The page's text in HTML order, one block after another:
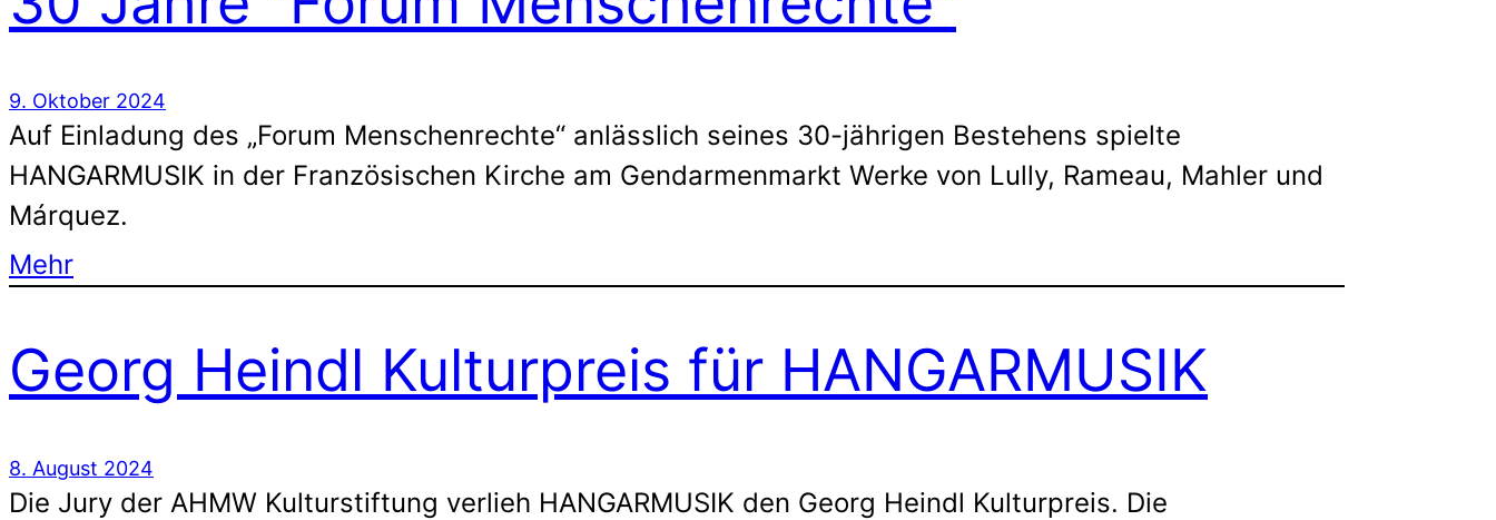
9. Oktober 2024
Auf Einladung des „Forum Menschenrechte“ anlässlich seines 30-jährigen Bestehens spielte
HANGARMUSIK in der Französischen Kirche am Gendarmenmarkt Werke von Lully, Rameau, Mahler und
Márquez.
Mehr
Georg Heindl Kulturpreis für HANGARMUSIK
8. August 2024
Die Jury der AHMW Kulturstiftung verlieh HANGARMUSIK den Georg Heindl Kulturpreis. Die